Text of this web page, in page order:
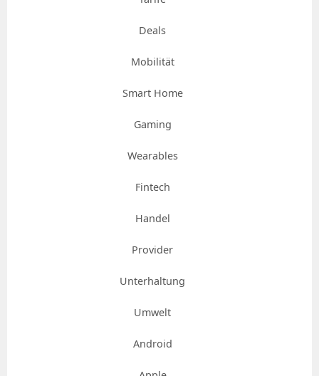
Deals
Mobilität
Smart Home
Gaming
Wearables
Fintech
Handel
Provider
Unterhaltung
Umwelt
Android